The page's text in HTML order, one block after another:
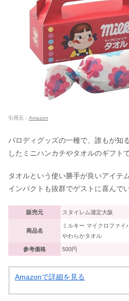
引用元： Amazon
パロディグッズの一種で、誰もが知
したミニハンカチやタオルのギフトで
タオルという使い勝手が良いアイテ
インパクトも抜群でゲストに喜んで
販売元 ‎‎スタイレム瀧定大阪
商品名
ミルキー マイクロファイ
やわらかタオル
参考価格 500円
Amazonで詳細を見る